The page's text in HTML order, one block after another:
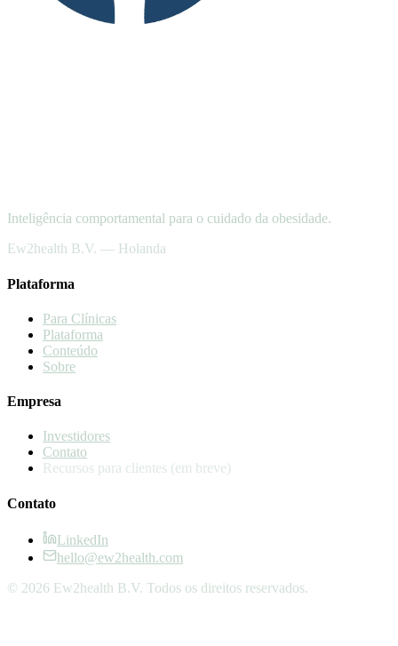
Inteligência comportamental para o cuidado da obesidade.
Ew2health B.V. — Holanda
Plataforma
Para Clínicas
Plataforma
Conteúdo
Sobre
Empresa
Investidores
Contato
Recursos para clientes (em breve)
Contato
LinkedIn
hello@ew2health.com
© 2026 Ew2health B.V. Todos os direitos reservados.